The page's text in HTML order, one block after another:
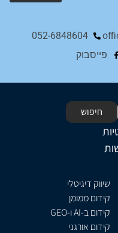
052-6848604
פייסבוק
חיפוש
שיווק דיגיטלי
קידום ממומן
קידום ב-AI ו-GEO
קידום אורגני